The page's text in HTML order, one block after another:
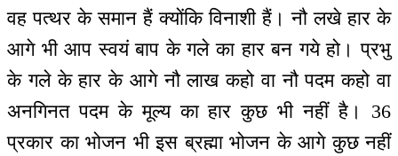
वह पत्थर के समान हैं क्योंकि विनाशी हैं। नौ लखे हार के
आगे भी आप स्वयं बाप के गले का हार बन गये हो। प्रभु
के गले के हार के आगे नौ लाख कहो वा नौ पदम कहो वा
अनगिनत पदम के मूल्य का हार कुछ भी नहीं है। 36
प्रकार का भोजन भी इस ब्रह्मा भोजन के आगे कुछ नहीं